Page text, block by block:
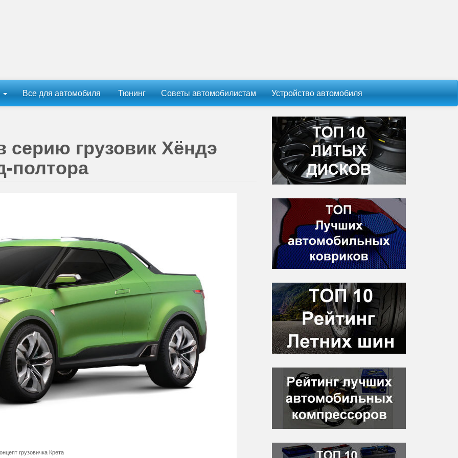
Все для автомобиля Тюнинг Советы автомобилистам Устройство автомобиля
серию грузовик Хёндэ
полтора
грузовичка Крета